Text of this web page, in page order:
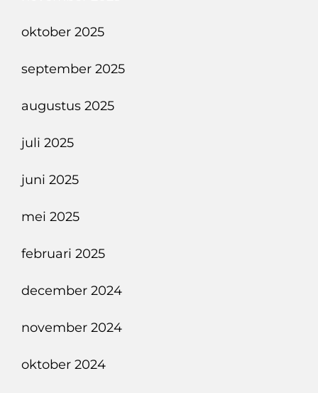
oktober 2025
september 2025
augustus 2025
juli 2025
juni 2025
mei 2025
februari 2025
december 2024
november 2024
oktober 2024